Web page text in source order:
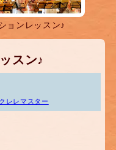
ョンレッスン♪
スン♪
レレマスター